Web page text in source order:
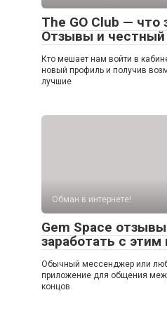
The GO Club — что
Отзывы и честный
Кто мешает нам войти в
новый профиль и получив
лучшие
Обман в интернете!
Gem Space
заработать с
Обычный мессенджер или
приложение для общения
концов